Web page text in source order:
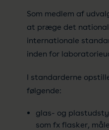
Som medlem af
at præge det
internationale
inden for
I standarderne
følgende:
glas- og
som fx flasker,